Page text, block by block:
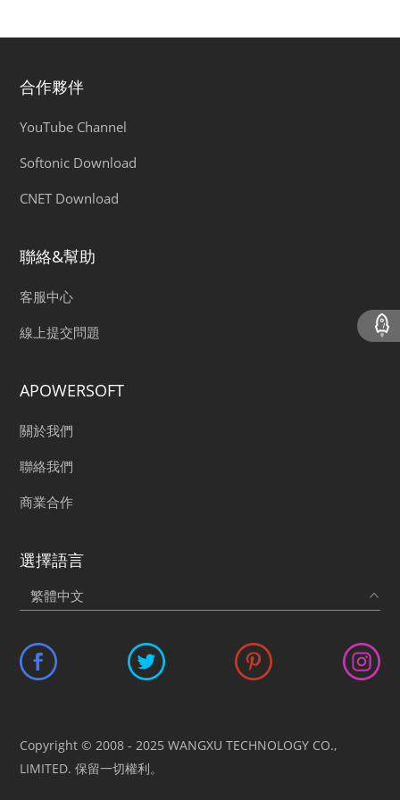
合作夥伴
YouTube Channel
Softonic Download
CNET Download
聯絡&幫助
客服中心
線上提交問題
APOWERSOFT
關於我們
聯絡我們
商業合作
選擇語言
Copyright © 2008 - 2025 WANGXU TECHNOLOGY CO.,
LIMITED. 保留一切權利。